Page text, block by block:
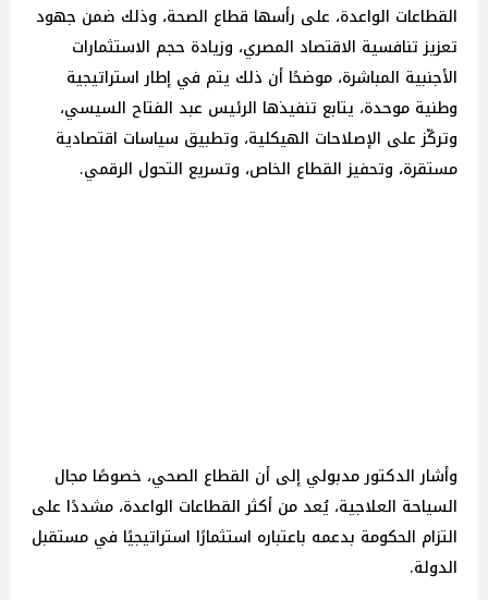
القطاعات الواعدة، على رأسها قطاع الصحة، وذلك ضمن جهود
تعزيز تنافسية الاقتصاد المصري، وزيادة حجم الاستثمارات
الأجنبية المباشرة، موضحًا أن ذلك يتم في إطار استراتيجية
وطنية موحدة، يتابع تنفيذها الرئيس عبد الفتاح السيسي،
وتركّز على الإصلاحات الهيكلية، وتطبيق سياسات اقتصادية
مستقرة، وتحفيز القطاع الخاص، وتسريع التحول الرقمي.
وأشار الدكتور مدبولي إلى أن القطاع الصحي، خصوصًا مجال
السياحة العلاجية، يُعد من أكثر القطاعات الواعدة، مشددًا على
التزام الحكومة بدعمه باعتباره استثمارًا استراتيجيًا في مستقبل
الدولة.